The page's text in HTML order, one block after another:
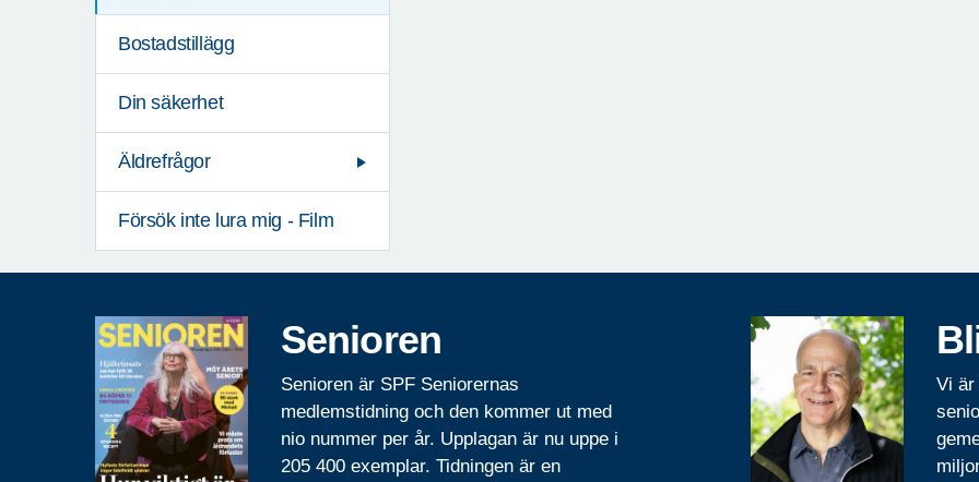
Bostadstillägg
Din säkerhet
Äldrefrågor
Försök inte lura mig - Film
Senioren
Senioren är SPF Seniorernas
medlemstidning och den kommer ut med
nio nummer per år. Upplagan är nu uppe i
205 400 exemplar. Tidningen är en
Vi är